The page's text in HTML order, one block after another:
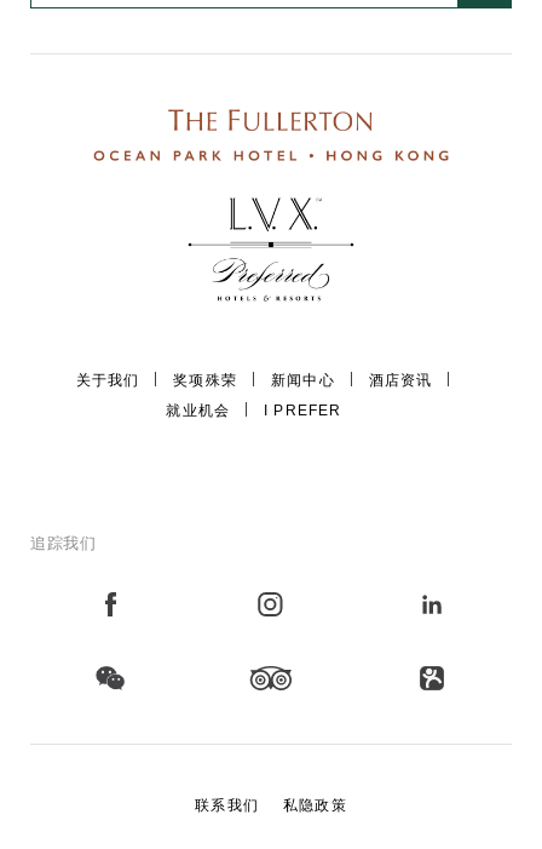
关于我们 奖项殊荣 新闻中心
酒店资讯
就业机会
I PREFER
追踪我们
联系我们 私隐政策